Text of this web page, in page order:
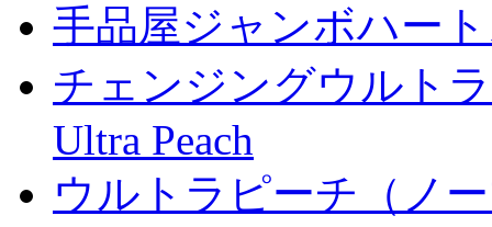
手品屋ジャンボハー
チェンジングウルト
Ultra Peach
ウルトラピーチ（ノ